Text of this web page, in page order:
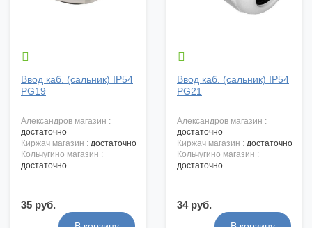

Ввод каб. (сальник) IP54
PG19
александров магазин :
достаточно
киржач магазин : достаточно
кольчугино магазин :
достаточно
35 руб.

Ввод каб. (сальник) IP54
PG21
александров магазин :
достаточно
киржач магазин : достаточно
кольчугино магазин :
достаточно
34 руб.